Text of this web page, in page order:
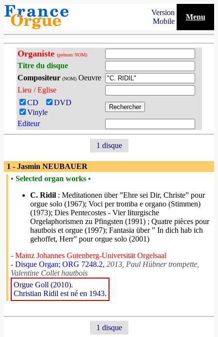
Version
Mobile
Menu
Organiste (prénom NOM)
Titre du disque
Compositeur (NOM)Oeuvre
Lieu / Eglise
CD
DVD
Vinyle
Editeur
1 disque
1 - Jasmin NEUBAUER
• Selected organ works •
C. Ridil : Meditationen über ”Ehre sei Dir, Christe” pour
orgue solo (1967); Voci per tromba e organo (Stimmen)
(1973); Dies Pentecostes - Vier liturgische
Orgelaphorismen zu Pfingsten (1991) ; Quatre pièces pour
hautbois et orgue (1997); Fantasia über ” In dich hab ich
gehoffet, Herr” pour orgue solo (2001)
- Mainz Johannes Gutenberg-Universität Orgelsaal
- Disque Organ; ORG 7248.2, 2013, Paul Hübner trompette,
Valentine Collet hautbois
Orgue Goll (2010).
Christian Ridil est né en 1943.
1 disque